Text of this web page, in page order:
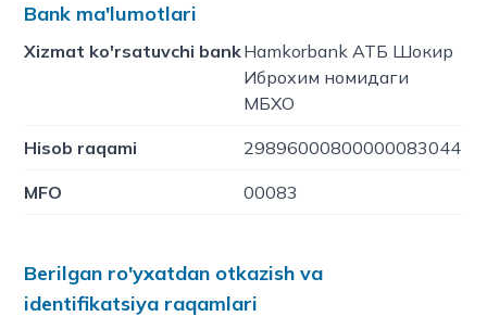
Bank ma'lumotlari
Xizmat ko'rsatuvchi bankHamkorbank АТБ Шокир
Иброхим номидаги
МБХО
Hisob raqami 29896000800000083044
MFO 00083
Berilgan ro'yxatdan otkazish va
identifikatsiya raqamlari